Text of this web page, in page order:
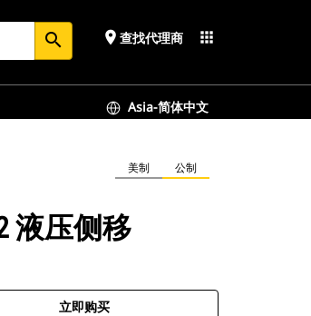
search place 查找代理商 apps
Asia-简体中文
美制 公制
液压侧移
立即购买